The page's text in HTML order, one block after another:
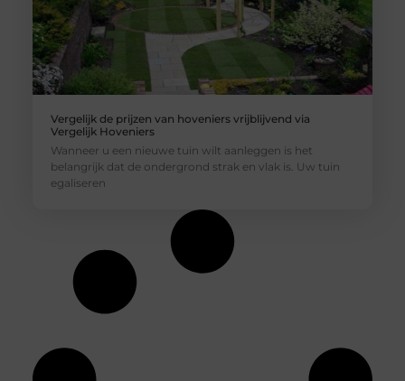
Vergelijk de prijzen van hoveniers vrijblijvend via
Vergelijk Hoveniers
Wanneer u een nieuwe tuin wilt aanleggen is het
belangrijk dat de ondergrond strak en vlak is. Uw tuin
egaliseren